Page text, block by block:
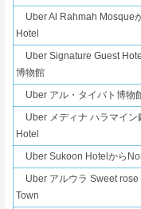
Uber Al Rahmah Mosque
Hotel
Uber Signature Guest
博物館
Uber アル・タイバト博物
Uber メディナ ハラマイン
Hotel
Uber Sukoon Hotelから
Uber アルウラ Sweet rose
Town